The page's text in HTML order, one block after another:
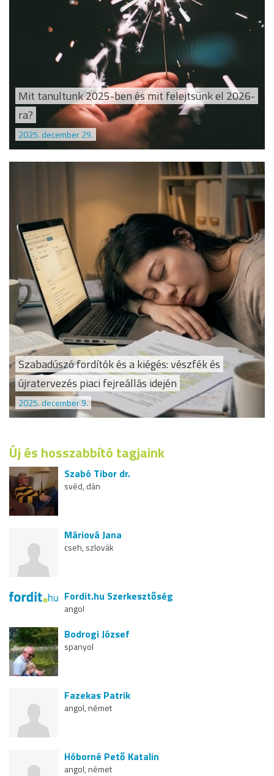
Mit tanultunk 2025-ben és mit felejtsünk el 2026-
ra?
2025. december 29.
Szabadúszó fordítók és a kiégés: vészfék és
újratervezés piaci fejreállás idején
2025. december 9.
Új és hosszabbító tagjaink
Szabó Tibor dr.
svéd, dán
Máriová Jana
cseh, szlovák
Fordit.hu Szerkesztőség
angol
Bodrogi József
spanyol
Fazekas Patrik
angol, német
Hóborné Pető Katalin
angol, német